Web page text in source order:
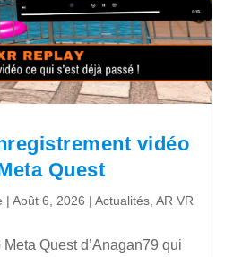
vidéo
Quest
|Août 6, 2026 |Actualités ,AR VR
Quest d’Anagan79 qui